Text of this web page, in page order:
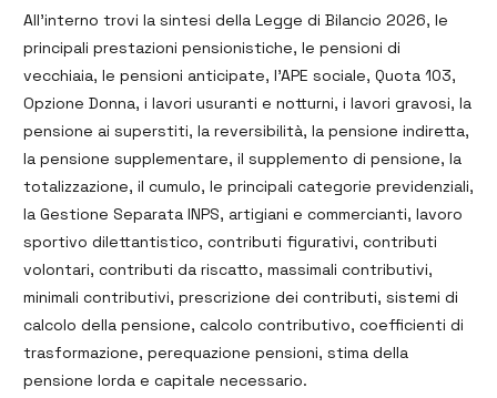
All’interno trovi la sintesi della Legge di Bilancio 2026, le
principali prestazioni pensionistiche, le pensioni di
vecchiaia, le pensioni anticipate, l’APE sociale, Quota 103,
Opzione Donna, i lavori usuranti e notturni, i lavori gravosi, la
pensione ai superstiti, la reversibilità, la pensione indiretta,
la pensione supplementare, il supplemento di pensione, la
totalizzazione, il cumulo, le principali categorie previdenziali,
la Gestione Separata INPS, artigiani e commercianti, lavoro
sportivo dilettantistico, contributi figurativi, contributi
volontari, contributi da riscatto, massimali contributivi,
minimali contributivi, prescrizione dei contributi, sistemi di
calcolo della pensione, calcolo contributivo, coefficienti di
trasformazione, perequazione pensioni, stima della
pensione lorda e capitale necessario.